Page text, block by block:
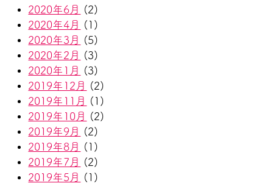
2020年6月
(2)
2020年4月
(1)
2020年3月
(5)
2020年2月
(3)
2020年1月
(3)
2019年12月
(2)
2019年11月
(1)
2019年10月
(2)
2019年9月
(2)
2019年8月
(1)
2019年7月
(2)
2019年5月
(1)